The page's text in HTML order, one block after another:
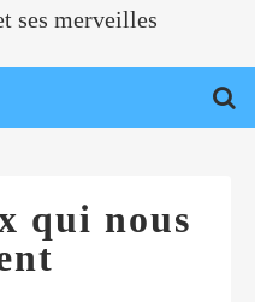
ses merveilles
qui nous